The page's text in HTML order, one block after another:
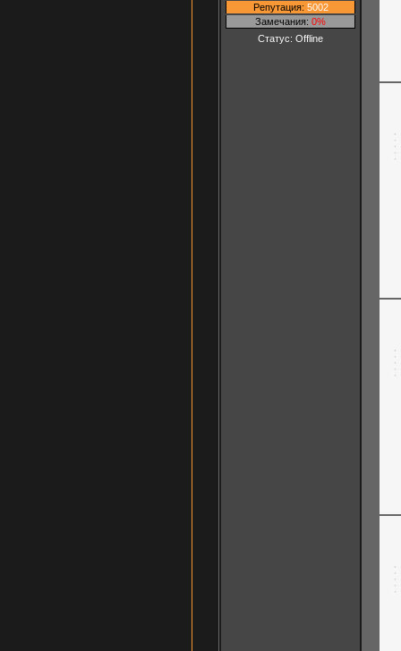
Репутация: 5002
Замечания: 0%
Статус: Offline